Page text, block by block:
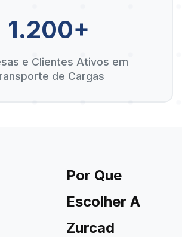
1.200+
e Clientes Ativos em
de Cargas
Por Que
Escolher A
Zurcad